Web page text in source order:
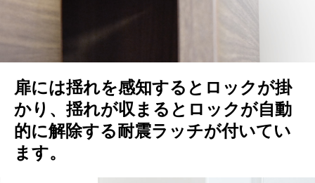
扉には揺れを感知するとロックが掛
かり、揺れが収まるとロックが自動
的に解除する耐震ラッチが付いてい
ます。